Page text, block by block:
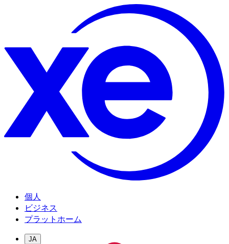
個人
ビジネス
プラットホーム
JA